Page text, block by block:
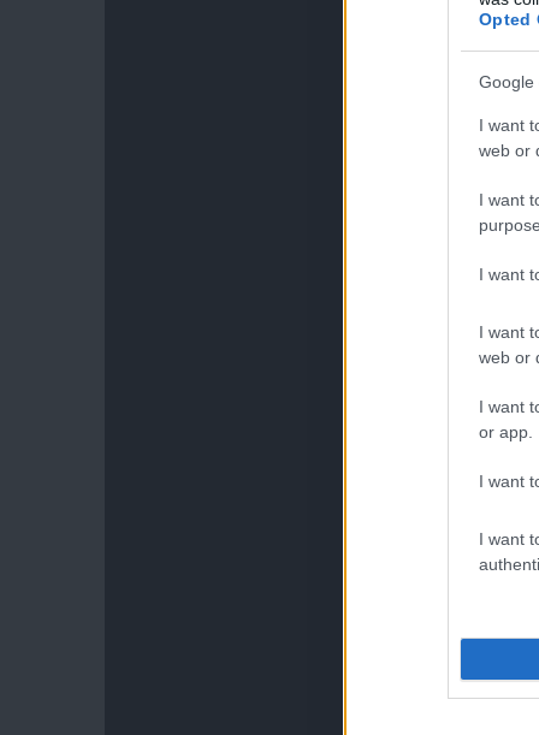
Opted
Google
I want
web or
I want
I want
I want
web or
I want
or app.
I want
I want